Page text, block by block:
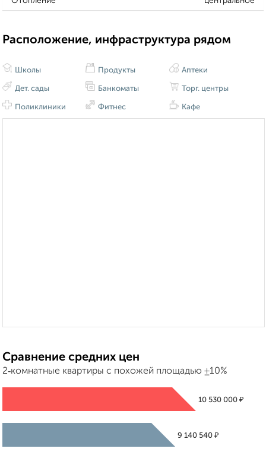
Расположение, инфраструктура рядом
Школы
Дет. сады
Поликлиники
Продукты
Банкоматы
Фитнес
Аптеки
Торг. центры
Кафе
Сравнение средних цен
2‑комнатные квартиры с похожей площадью ±10%
10 530 000 ₽
9 140 540 ₽